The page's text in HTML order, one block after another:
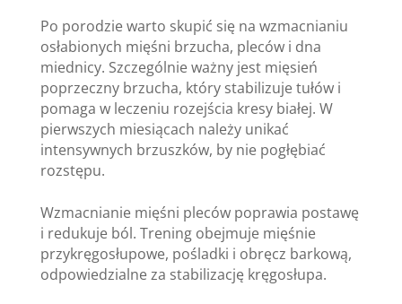
Po porodzie warto skupić się na wzmacnianiu
osłabionych mięśni brzucha, pleców i dna
miednicy. Szczególnie ważny jest mięsień
poprzeczny brzucha, który stabilizuje tułów i
pomaga w leczeniu rozejścia kresy białej. W
pierwszych miesiącach należy unikać
intensywnych brzuszków, by nie pogłębiać
rozstępu.
Wzmacnianie mięśni pleców poprawia postawę
i redukuje ból. Trening obejmuje mięśnie
przykręgosłupowe, pośladki i obręcz barkową,
odpowiedzialne za stabilizację kręgosłupa.